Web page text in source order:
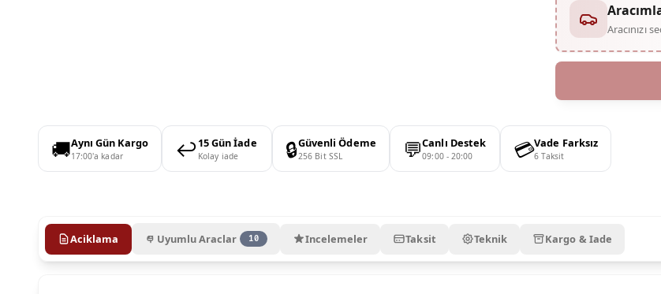
Aracınızı
🚚Aynı Gün Kargo
17:00'a kadar ↩️ 15 Gün İade
Kolay iade 🔒Güvenli Ödeme
256 Bit SSL 💬Canlı Destek
09:00 - 20:00 💳Vade Farksız
6 Taksit
Aciklama Uyumlu Araclar 10 Incelemeler Taksit Teknik Kargo & Iade